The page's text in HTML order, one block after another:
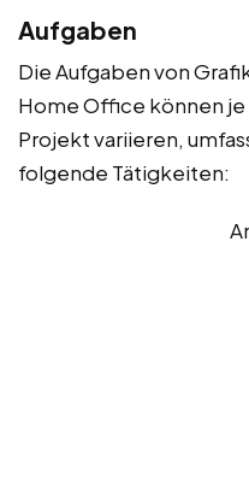
Aufgaben
Die Aufgaben von
Home Office können
Projekt variieren,
folgende Tätigkeiten: